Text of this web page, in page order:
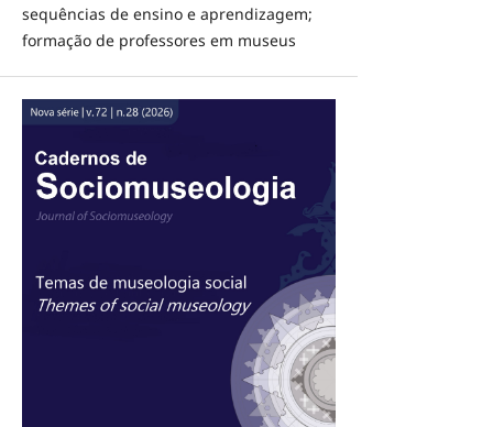
sequências de ensino e aprendizagem;
formação de professores em museus